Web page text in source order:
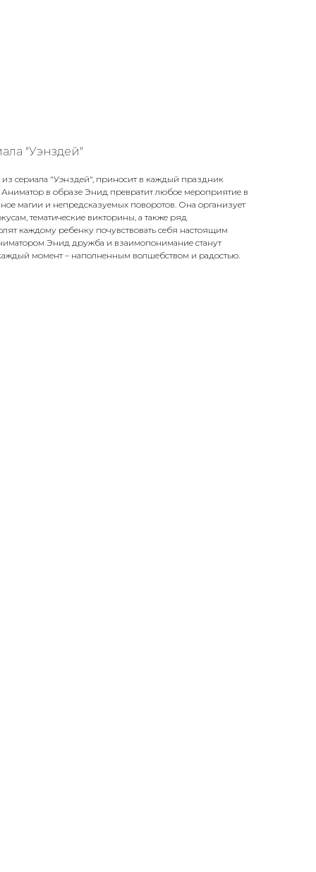
"Уэнздей"
сериала "Уэнздей", приносит в каждый праздник
в образе Энид превратит любое мероприятие в
магии и непредсказуемых поворотов. Она организует
тематические викторины, а также ряд
каждому ребенку почувствовать себя настоящим
Энид дружба и взаимопонимание станут
момент – наполненным волшебством и радостью.